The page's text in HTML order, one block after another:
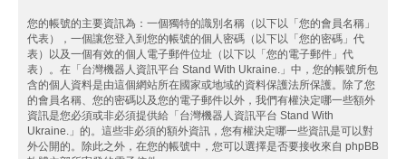
您的帳號的主要資訊為：一個獨特的識別名稱（以下以「您的會員名稱」
代表），一個讓您登入到您的帳號的個人密碼（以下以「您的密碼」代
表）以及一個有效的個人電子郵件位址（以下以「您的電子郵件」代
表）。在「台灣機器人資訊平台 Stand With Ukraine.」中，您的帳號所包
含的個人資料是由這個網站所在國家或地域的資料保護法所保護。除了您
的會員名稱、您的密碼以及您的電子郵件以外，我們有權決定哪一些額外
資訊是您必須或非必須提供給「台灣機器人資訊平台 Stand With
Ukraine.」的。這些非必須的額外資訊，您有權決定哪一些資訊是可以對
外公開的。除此之外，在您的帳號中，您可以選擇是否要接收來自 phpBB